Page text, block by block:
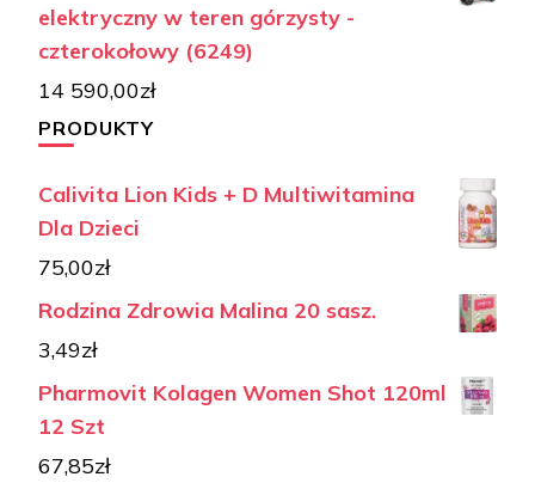
elektryczny w teren górzysty -
czterokołowy (6249)
14 590,00zł
PRODUKTY
Calivita Lion Kids + D Multiwitamina
Dla Dzieci
75,00zł
Rodzina Zdrowia Malina 20 sasz.
3,49zł
Pharmovit Kolagen Women Shot 120ml
12 Szt
67,85zł